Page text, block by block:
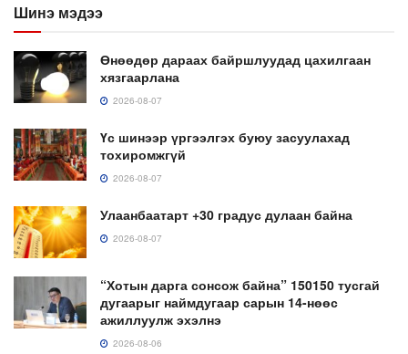
Шинэ мэдээ
Өнөөдөр дараах байршлуудад цахилгаан
хязгаарлана
2026-08-07
Үс шинээр үргээлгэх буюу засуулахад
тохиромжгүй
2026-08-07
Улаанбаатарт +30 градус дулаан байна
2026-08-07
“Хотын дарга сонсож байна” 150150 тусгай
дугаарыг наймдугаар сарын 14-нөөс
ажиллуулж эхэлнэ
2026-08-06